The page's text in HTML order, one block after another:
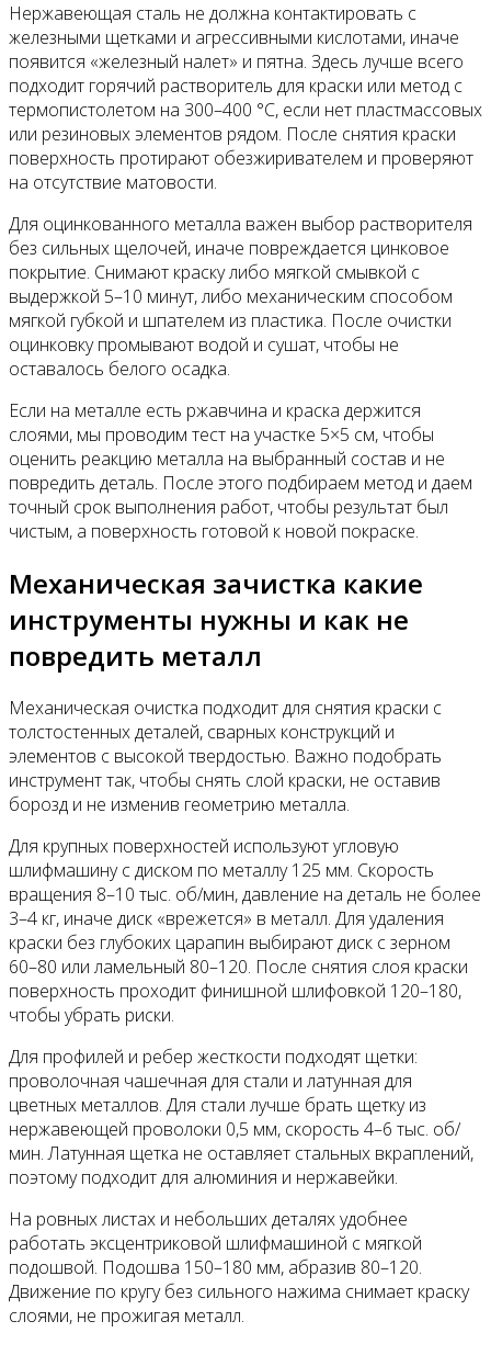
Нержавеющая сталь не должна контактировать с
железными щетками и агрессивными кислотами, иначе
появится «железный налет» и пятна. Здесь лучше всего
подходит горячий растворитель для краски или метод с
термопистолетом на 300–400 °C, если нет пластмассовых
или резиновых элементов рядом. После снятия краски
поверхность протирают обезжиривателем и проверяют
на отсутствие матовости.
Для оцинкованного металла важен выбор растворителя
без сильных щелочей, иначе повреждается цинковое
покрытие. Снимают краску либо мягкой смывкой с
выдержкой 5–10 минут, либо механическим способом
мягкой губкой и шпателем из пластика. После очистки
оцинковку промывают водой и сушат, чтобы не
оставалось белого осадка.
Если на металле есть ржавчина и краска держится
слоями, мы проводим тест на участке 5×5 см, чтобы
оценить реакцию металла на выбранный состав и не
повредить деталь. После этого подбираем метод и даем
точный срок выполнения работ, чтобы результат был
чистым, а поверхность готовой к новой покраске.
Механическая зачистка какие
инструменты нужны и как не
повредить металл
Механическая очистка подходит для снятия краски с
толстостенных деталей, сварных конструкций и
элементов с высокой твердостью. Важно подобрать
инструмент так, чтобы снять слой краски, не оставив
борозд и не изменив геометрию металла.
Для крупных поверхностей используют угловую
шлифмашину с диском по металлу 125 мм. Скорость
вращения 8–10 тыс. об/мин, давление на деталь не более
3–4 кг, иначе диск «врежется» в металл. Для удаления
краски без глубоких царапин выбирают диск с зерном
60–80 или ламельный 80–120. После снятия слоя краски
поверхность проходит финишной шлифовкой 120–180,
чтобы убрать риски.
Для профилей и ребер жесткости подходят щетки:
проволочная чашечная для стали и латунная для
цветных металлов. Для стали лучше брать щетку из
нержавеющей проволоки 0,5 мм, скорость 4–6 тыс. об/
мин. Латунная щетка не оставляет стальных вкраплений,
поэтому подходит для алюминия и нержавейки.
На ровных листах и небольших деталях удобнее
работать эксцентриковой шлифмашиной с мягкой
подошвой. Подошва 150–180 мм, абразив 80–120.
Движение по кругу без сильного нажима снимает краску
слоями, не прожигая металл.